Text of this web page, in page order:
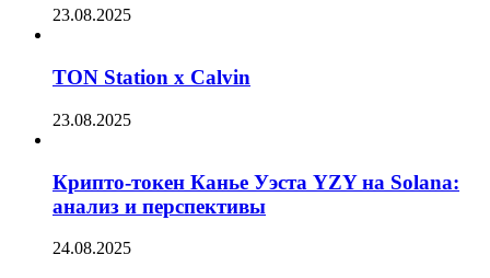
23.08.2025
TON Station x Calvin
23.08.2025
Крипто-токен Канье Уэста YZY на Solana:
анализ и перспективы
24.08.2025